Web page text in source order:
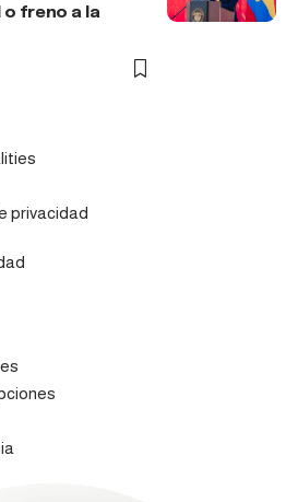
o freno a la
privacidad